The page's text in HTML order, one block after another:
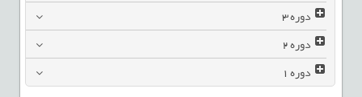
دوره3
دوره2
دوره1